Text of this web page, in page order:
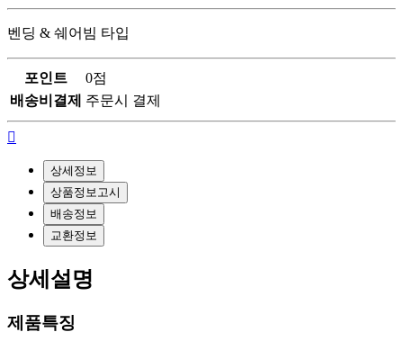
벤딩 & 쉐어빔 타입
포인트
0점
배송비결제
주문시 결제
상세정보
상품정보고시
배송정보
교환정보
상세설명
제품특징